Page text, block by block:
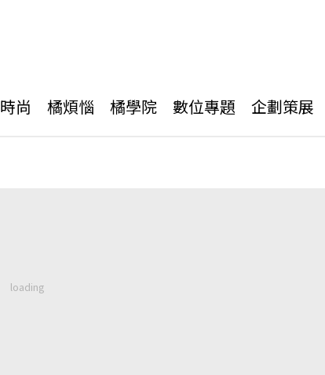
尚 橘煩惱 橘學院 數位專題 企劃策展